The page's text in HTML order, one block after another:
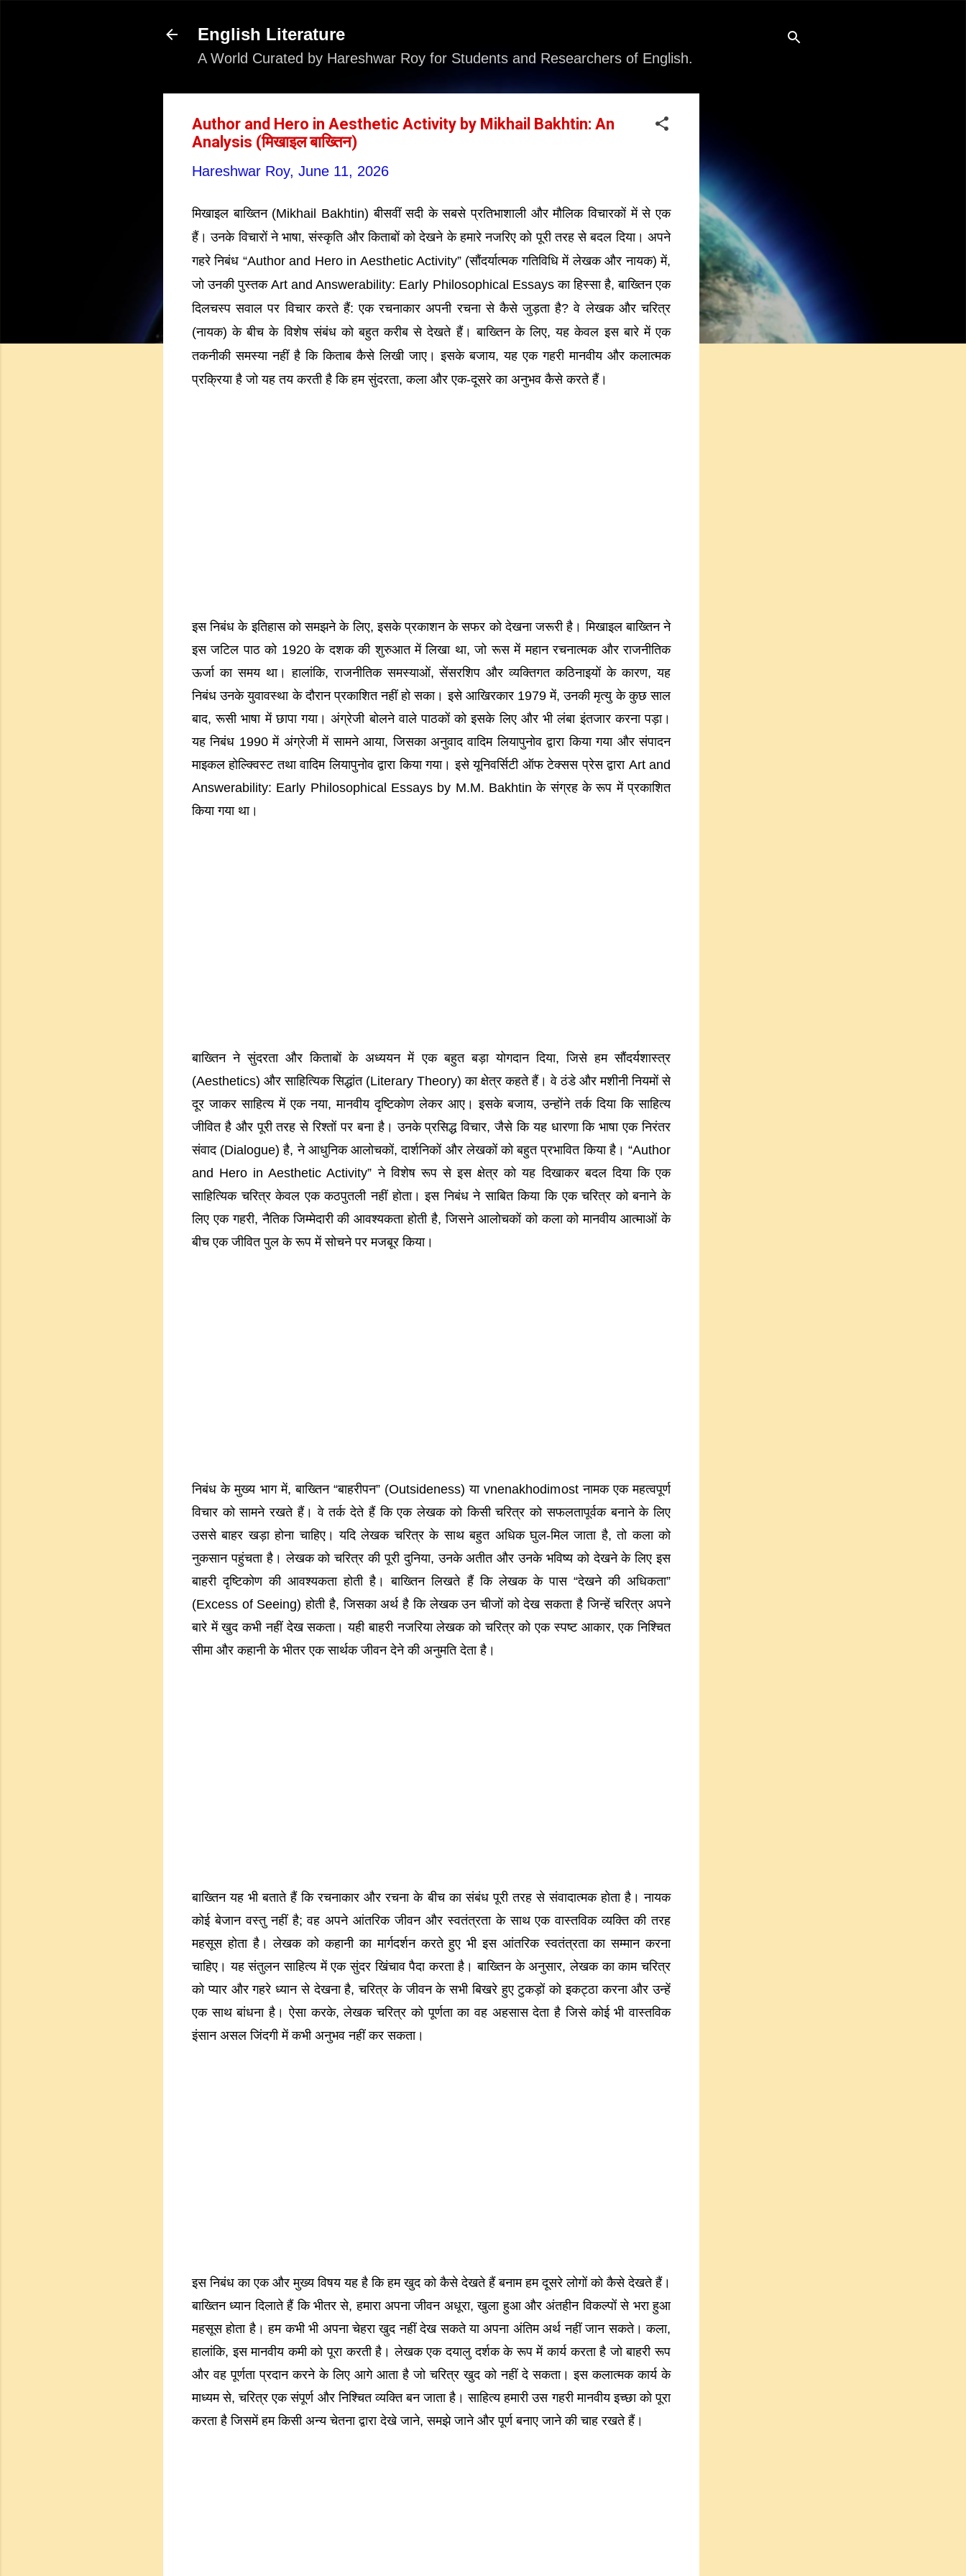
English Literature
A World Curated by Hareshwar Roy for Students and Researchers of English.
Author and Hero in Aesthetic Activity by Mikhail Bakhtin: An
Analysis (मिखाइल बाख्तिन)
Hareshwar Roy, June 11, 2026
मिखाइल बाख्तिन (Mikhail Bakhtin) बीसवीं सदी के सबसे प्रतिभाशाली और मौलिक विचारकों में से एक
हैं। उनके विचारों ने भाषा, संस्कृति और किताबों को देखने के हमारे नजरिए को पूरी तरह से बदल दिया। अपने
गहरे निबंध “Author and Hero in Aesthetic Activity” (सौंदर्यात्मक गतिविधि में लेखक और नायक) में,
जो उनकी पुस्तक Art and Answerability: Early Philosophical Essays का हिस्सा है, बाख्तिन एक
दिलचस्प सवाल पर विचार करते हैं: एक रचनाकार अपनी रचना से कैसे जुड़ता है? वे लेखक और चरित्र
(नायक) के बीच के विशेष संबंध को बहुत करीब से देखते हैं। बाख्तिन के लिए, यह केवल इस बारे में एक
तकनीकी समस्या नहीं है कि किताब कैसे लिखी जाए। इसके बजाय, यह एक गहरी मानवीय और कलात्मक
प्रक्रिया है जो यह तय करती है कि हम सुंदरता, कला और एक-दूसरे का अनुभव कैसे करते हैं।
इस निबंध के इतिहास को समझने के लिए, इसके प्रकाशन के सफर को देखना जरूरी है। मिखाइल बाख्तिन ने
इस जटिल पाठ को 1920 के दशक की शुरुआत में लिखा था, जो रूस में महान रचनात्मक और राजनीतिक
ऊर्जा का समय था। हालांकि, राजनीतिक समस्याओं, सेंसरशिप और व्यक्तिगत कठिनाइयों के कारण, यह
निबंध उनके युवावस्था के दौरान प्रकाशित नहीं हो सका। इसे आखिरकार 1979 में, उनकी मृत्यु के कुछ साल
बाद, रूसी भाषा में छापा गया। अंग्रेजी बोलने वाले पाठकों को इसके लिए और भी लंबा इंतजार करना पड़ा।
यह निबंध 1990 में अंग्रेजी में सामने आया, जिसका अनुवाद वादिम लियापुनोव द्वारा किया गया और संपादन
माइकल होल्क्विस्ट तथा वादिम लियापुनोव द्वारा किया गया। इसे यूनिवर्सिटी ऑफ टेक्सस प्रेस द्वारा Art and
Answerability: Early Philosophical Essays by M.M. Bakhtin के संग्रह के रूप में प्रकाशित
किया गया था।
बाख्तिन ने सुंदरता और किताबों के अध्ययन में एक बहुत बड़ा योगदान दिया, जिसे हम सौंदर्यशास्त्र
(Aesthetics) और साहित्यिक सिद्धांत (Literary Theory) का क्षेत्र कहते हैं। वे ठंडे और मशीनी नियमों से
दूर जाकर साहित्य में एक नया, मानवीय दृष्टिकोण लेकर आए। इसके बजाय, उन्होंने तर्क दिया कि साहित्य
जीवित है और पूरी तरह से रिश्तों पर बना है। उनके प्रसिद्ध विचार, जैसे कि यह धारणा कि भाषा एक निरंतर
संवाद (Dialogue) है, ने आधुनिक आलोचकों, दार्शनिकों और लेखकों को बहुत प्रभावित किया है। “Author
and Hero in Aesthetic Activity” ने विशेष रूप से इस क्षेत्र को यह दिखाकर बदल दिया कि एक
साहित्यिक चरित्र केवल एक कठपुतली नहीं होता। इस निबंध ने साबित किया कि एक चरित्र को बनाने के
लिए एक गहरी, नैतिक जिम्मेदारी की आवश्यकता होती है, जिसने आलोचकों को कला को मानवीय आत्माओं के
बीच एक जीवित पुल के रूप में सोचने पर मजबूर किया।
निबंध के मुख्य भाग में, बाख्तिन “बाहरीपन” (Outsideness) या vnenakhodimost नामक एक महत्वपूर्ण
विचार को सामने रखते हैं। वे तर्क देते हैं कि एक लेखक को किसी चरित्र को सफलतापूर्वक बनाने के लिए
उससे बाहर खड़ा होना चाहिए। यदि लेखक चरित्र के साथ बहुत अधिक घुल-मिल जाता है, तो कला को
नुकसान पहुंचता है। लेखक को चरित्र की पूरी दुनिया, उनके अतीत और उनके भविष्य को देखने के लिए इस
बाहरी दृष्टिकोण की आवश्यकता होती है। बाख्तिन लिखते हैं कि लेखक के पास “देखने की अधिकता”
(Excess of Seeing) होती है, जिसका अर्थ है कि लेखक उन चीजों को देख सकता है जिन्हें चरित्र अपने
बारे में खुद कभी नहीं देख सकता। यही बाहरी नजरिया लेखक को चरित्र को एक स्पष्ट आकार, एक निश्चित
सीमा और कहानी के भीतर एक सार्थक जीवन देने की अनुमति देता है।
बाख्तिन यह भी बताते हैं कि रचनाकार और रचना के बीच का संबंध पूरी तरह से संवादात्मक होता है। नायक
कोई बेजान वस्तु नहीं है; वह अपने आंतरिक जीवन और स्वतंत्रता के साथ एक वास्तविक व्यक्ति की तरह
महसूस होता है। लेखक को कहानी का मार्गदर्शन करते हुए भी इस आंतरिक स्वतंत्रता का सम्मान करना
चाहिए। यह संतुलन साहित्य में एक सुंदर खिंचाव पैदा करता है। बाख्तिन के अनुसार, लेखक का काम चरित्र
को प्यार और गहरे ध्यान से देखना है, चरित्र के जीवन के सभी बिखरे हुए टुकड़ों को इकट्ठा करना और उन्हें
एक साथ बांधना है। ऐसा करके, लेखक चरित्र को पूर्णता का वह अहसास देता है जिसे कोई भी वास्तविक
इंसान असल जिंदगी में कभी अनुभव नहीं कर सकता।
इस निबंध का एक और मुख्य विषय यह है कि हम खुद को कैसे देखते हैं बनाम हम दूसरे लोगों को कैसे देखते हैं।
बाख्तिन ध्यान दिलाते हैं कि भीतर से, हमारा अपना जीवन अधूरा, खुला हुआ और अंतहीन विकल्पों से भरा हुआ
महसूस होता है। हम कभी भी अपना चेहरा खुद नहीं देख सकते या अपना अंतिम अर्थ नहीं जान सकते। कला,
हालांकि, इस मानवीय कमी को पूरा करती है। लेखक एक दयालु दर्शक के रूप में कार्य करता है जो बाहरी रूप
और वह पूर्णता प्रदान करने के लिए आगे आता है जो चरित्र खुद को नहीं दे सकता। इस कलात्मक कार्य के
माध्यम से, चरित्र एक संपूर्ण और निश्चित व्यक्ति बन जाता है। साहित्य हमारी उस गहरी मानवीय इच्छा को पूरा
करता है जिसमें हम किसी अन्य चेतना द्वारा देखे जाने, समझे जाने और पूर्ण बनाए जाने की चाह रखते हैं।